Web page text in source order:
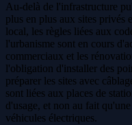
Au-delà de l'infrastructure
plus en plus aux sites privés
local, les règles liées aux
l'urbanisme sont en cours
commerciaux et les
l'obligation d'installer des
préparer les sites avec
sont liées aux places de
d'usage, et non au fait
véhicules électriques.